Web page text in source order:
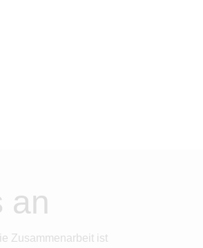
an
Zusammenarbeit ist